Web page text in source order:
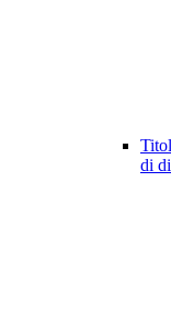
di